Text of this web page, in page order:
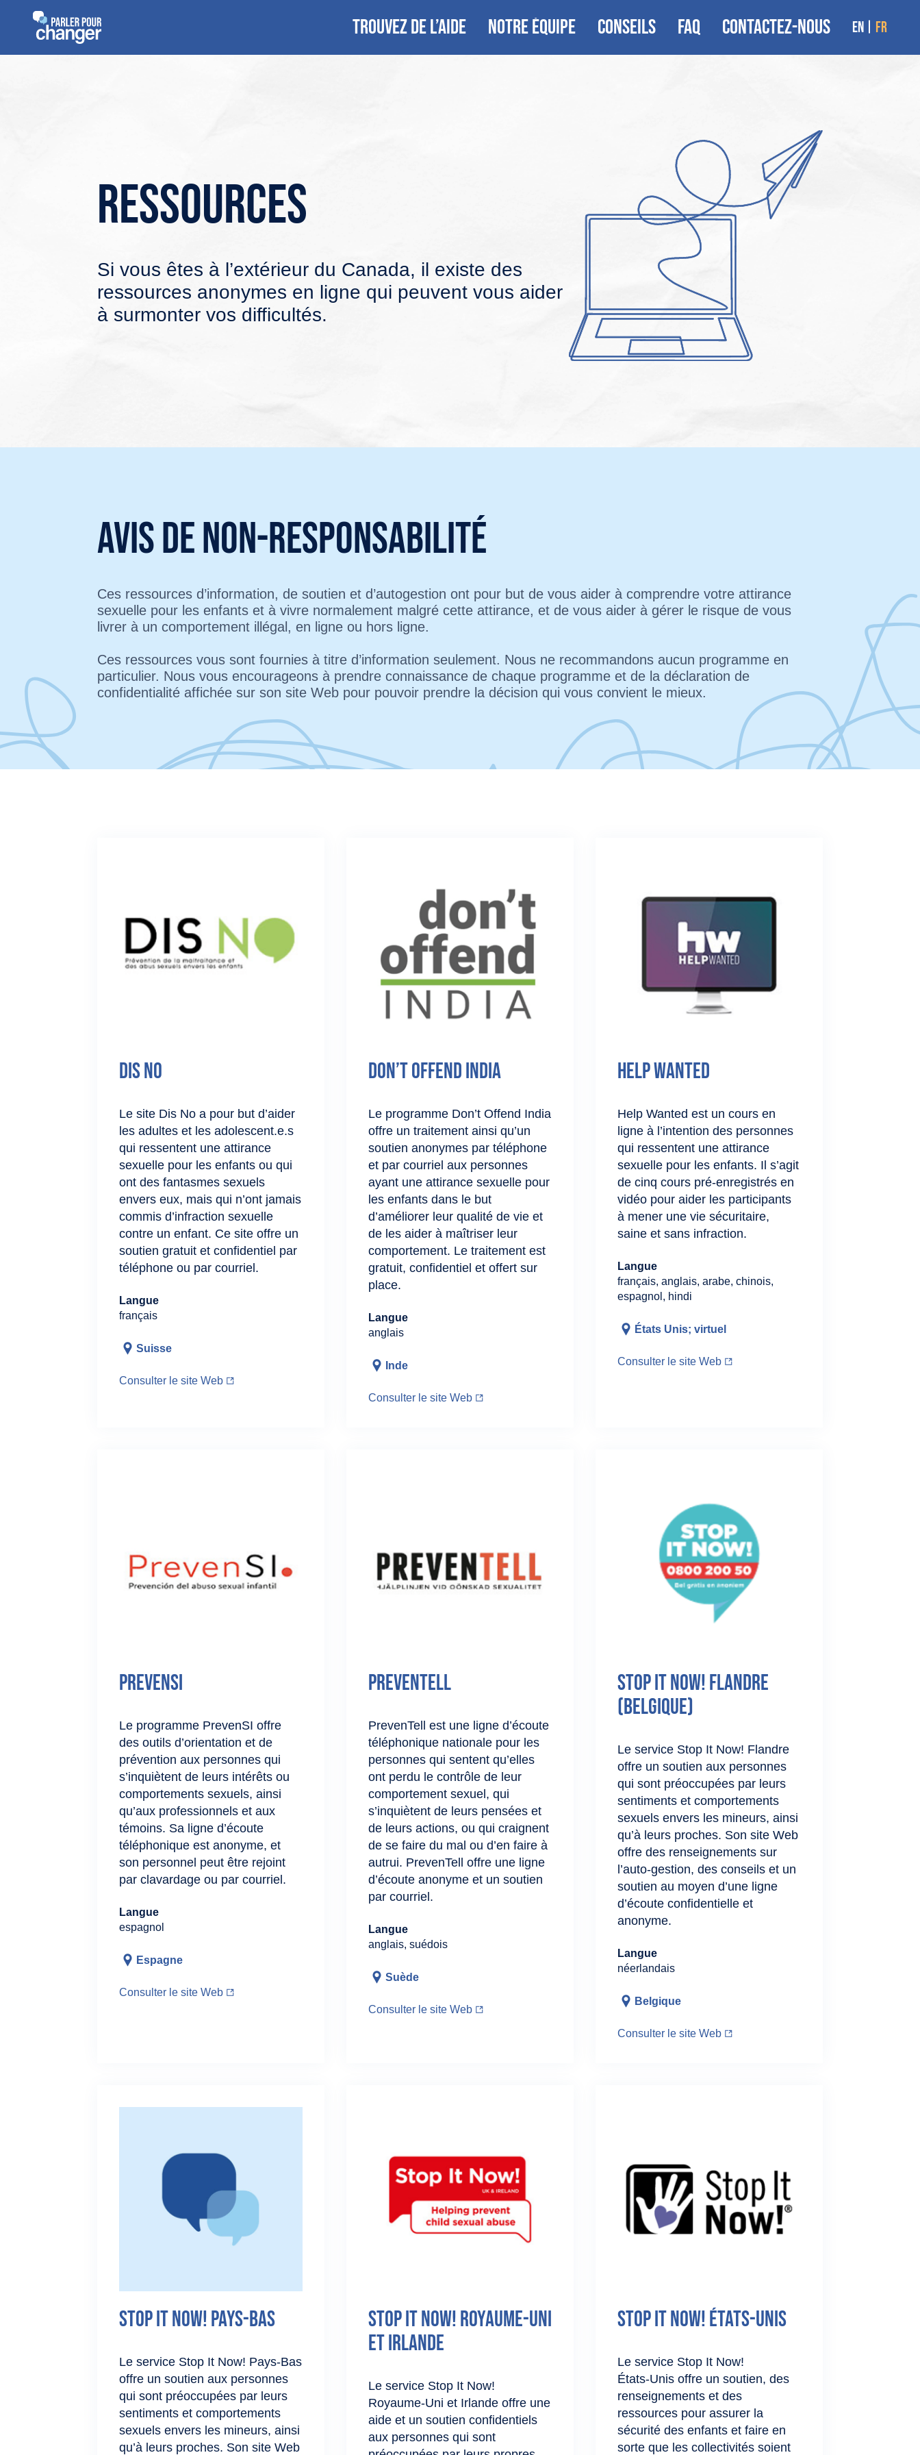
TROUVEZ DE L’AIDE NOTRE ÉQUIPE CONSEILS FAQ CONTACTEZ-NOUS en fr
Ressources
Si vous êtes à l’extérieur du Canada, il existe des
ressources anonymes en ligne qui peuvent vous aider
à surmonter vos difficultés.
Avis de non-responsabilité
Ces ressources d’information, de soutien et d’autogestion ont pour but de vous aider à comprendre votre attirance
sexuelle pour les enfants et à vivre normalement malgré cette attirance, et de vous aider à gérer le risque de vous
livrer à un comportement illégal, en ligne ou hors ligne.
Ces ressources vous sont fournies à titre d’information seulement. Nous ne recommandons aucun programme en
particulier. Nous vous encourageons à prendre connaissance de chaque programme et de la déclaration de
confidentialité affichée sur son site Web pour pouvoir prendre la décision qui vous convient le mieux.
Dis No
Le site Dis No a pour but d’aider
les adultes et les adolescent.e.s
qui ressentent une attirance
sexuelle pour les enfants ou qui
ont des fantasmes sexuels
envers eux, mais qui n’ont jamais
commis d’infraction sexuelle
contre un enfant. Ce site offre un
soutien gratuit et confidentiel par
téléphone ou par courriel.
Langue
français
Suisse
Consulter le site Web
Don’t Offend India
Le programme Don’t Offend India
offre un traitement ainsi qu’un
soutien anonymes par téléphone
et par courriel aux personnes
ayant une attirance sexuelle pour
les enfants dans le but
d’améliorer leur qualité de vie et
de les aider à maîtriser leur
comportement. Le traitement est
gratuit, confidentiel et offert sur
place.
Langue
anglais
Inde
Consulter le site Web
Help Wanted
Help Wanted est un cours en
ligne à l’intention des personnes
qui ressentent une attirance
sexuelle pour les enfants. Il s’agit
de cinq cours pré-enregistrés en
vidéo pour aider les participants
à mener une vie sécuritaire,
saine et sans infraction.
Langue
français, anglais, arabe, chinois,
espagnol, hindi
États Unis; virtuel
Consulter le site Web
PrevenSI
Le programme PrevenSI offre
des outils d’orientation et de
prévention aux personnes qui
s’inquiètent de leurs intérêts ou
comportements sexuels, ainsi
qu’aux professionnels et aux
témoins. Sa ligne d’écoute
téléphonique est anonyme, et
son personnel peut être rejoint
par clavardage ou par courriel.
Langue
espagnol
Espagne
Consulter le site Web
PrevenTell
PrevenTell est une ligne d’écoute
téléphonique nationale pour les
personnes qui sentent qu’elles
ont perdu le contrôle de leur
comportement sexuel, qui
s’inquiètent de leurs pensées et
de leurs actions, ou qui craignent
de se faire du mal ou d’en faire à
autrui. PrevenTell offre une ligne
d’écoute anonyme et un soutien
par courriel.
Langue
anglais, suédois
Suède
Consulter le site Web
Stop It Now! Flandre
(Belgique)
Le service Stop It Now! Flandre
offre un soutien aux personnes
qui sont préoccupées par leurs
sentiments et comportements
sexuels envers les mineurs, ainsi
qu’à leurs proches. Son site Web
offre des renseignements sur
l’auto‑gestion, des conseils et un
soutien au moyen d’une ligne
d’écoute confidentielle et
anonyme.
Langue
néerlandais
Belgique
Consulter le site Web
Stop It Now! Pays-Bas
Le service Stop It Now! Pays‑Bas
offre un soutien aux personnes
qui sont préoccupées par leurs
sentiments et comportements
sexuels envers les mineurs, ainsi
qu’à leurs proches. Son site Web
Stop It Now! Royaume-Uni
et Irlande
Le service Stop It Now!
Royaume‑Uni et Irlande offre une
aide et un soutien confidentiels
aux personnes qui sont
Stop It Now! États-Unis
Le service Stop It Now!
États‑Unis offre un soutien, des
renseignements et des
ressources pour assurer la
sécurité des enfants et faire en
sorte que les collectivités soient